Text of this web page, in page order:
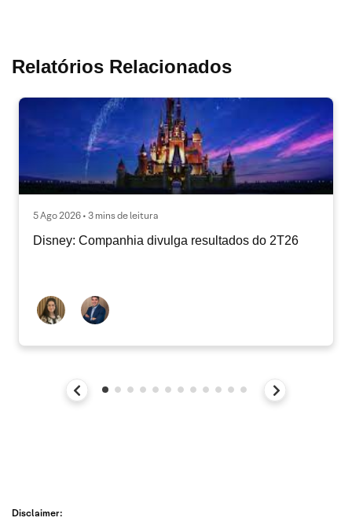
Relatórios Relacionados
5 Ago 2026 • 3 mins de leitura
Disney: Companhia divulga resultados do 2T26
Disclaimer: